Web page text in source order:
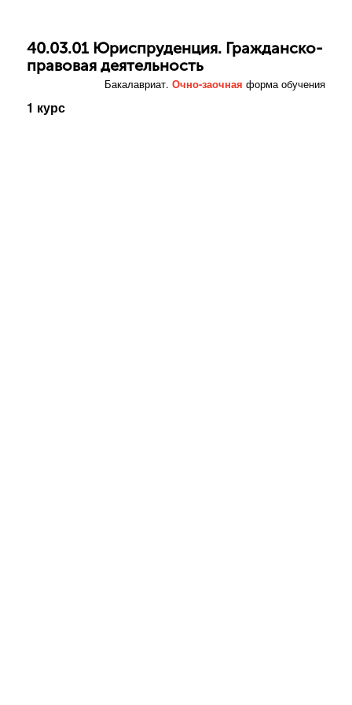
40.03.01 Юриспруденция. Гражданско-
правовая деятельность
Бакалавриат.Очно-заочная форма обучения
1 курс